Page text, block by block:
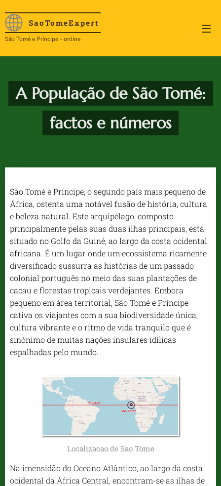
SaoTomeExpert
São Tomé e Príncipe - online
A População de São Tomé:
factos e números
São Tomé e Príncipe, o segundo país mais pequeno de
África, ostenta uma notável fusão de história, cultura
e beleza natural. Este arquipélago, composto
principalmente pelas suas duas ilhas principais, está
situado no Golfo da Guiné, ao largo da costa ocidental
africana. É um lugar onde um ecossistema ricamente
diversificado sussurra as histórias de um passado
colonial português no meio das suas plantações de
cacau e florestas tropicais verdejantes. Embora
pequeno em área territorial, São Tomé e Príncipe
cativa os viajantes com a sua biodiversidade única,
cultura vibrante e o ritmo de vida tranquilo que é
sinónimo de muitas nações insulares idílicas
espalhadas pelo mundo.
Localizacao de Sao Tome
Na imensidão do Oceano Atlântico, ao largo da costa
ocidental da África Central, encontram-se as ilhas de